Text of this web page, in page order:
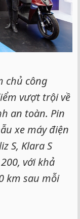
chủ công
vượt trội về
an toàn. Pin
xe máy điện
S, Klara S
với khả
km sau mỗi